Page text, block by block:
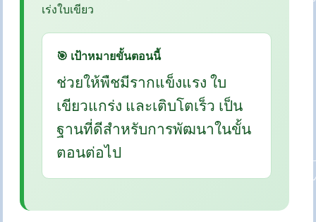
เร่งใบเขียว
🎯 เป้าหมายขั้นตอนนี้
ช่วยให้พืชมีรากแข็งแรง ใบ
เขียวแกร่ง และเติบโตเร็ว เป็น
ฐานที่ดีสำหรับการพัฒนาในขั้น
ตอนต่อไป